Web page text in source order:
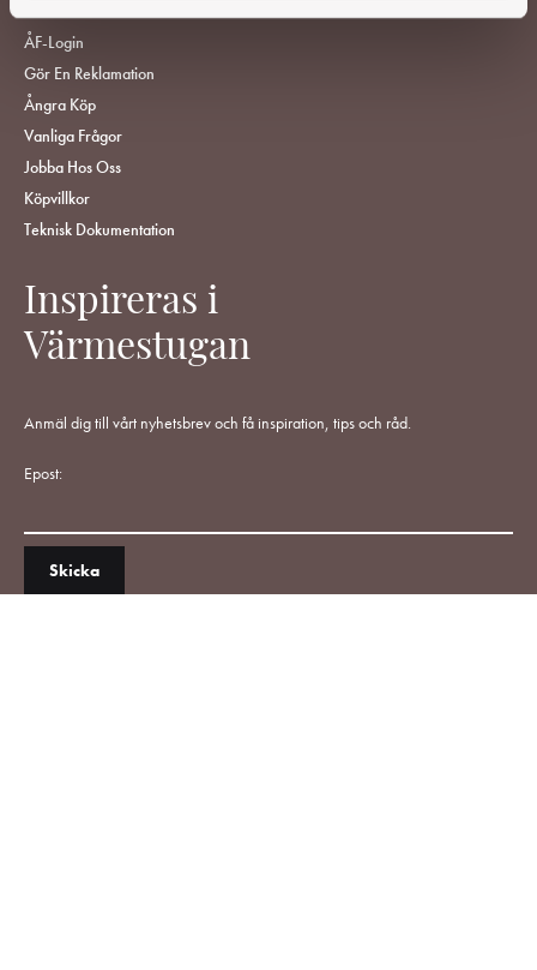
ÅF-Login
Gör En Reklamation
Ångra Köp
Vanliga Frågor
Jobba Hos Oss
Köpvillkor
Teknisk Dokumentation
Inspireras i
Värmestugan
Anmäl dig till vårt nyhetsbrev och få inspiration, tips och råd.
Epost: